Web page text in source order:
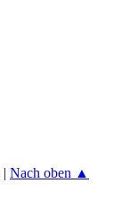
| Nach oben ▲